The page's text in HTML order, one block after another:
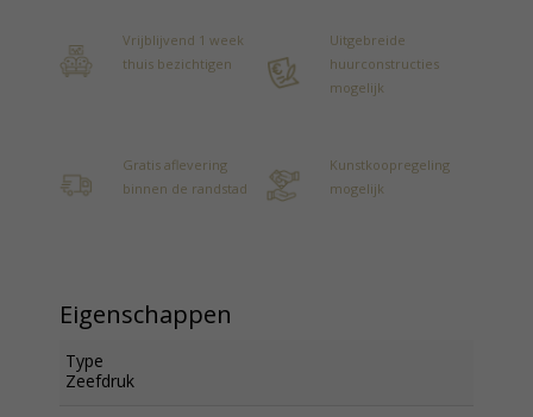
Vrijblijvend 1 week
thuis bezichtigen
Uitgebreide
huurconstructies
mogelijk
Gratis aflevering
binnen de randstad
Kunstkoopregeling
mogelijk
Eigenschappen
Type
Zeefdruk